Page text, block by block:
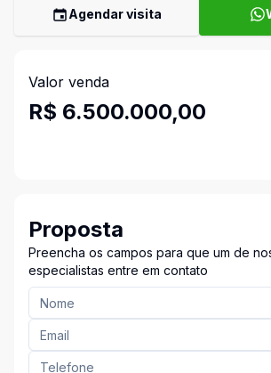
Agendar visita
Valor venda
R$ 6.500.000,00
Proposta
Preencha os campos para que um de
especialistas entre em contato